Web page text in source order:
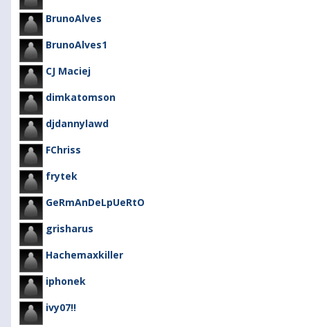
BrunoAlves
BrunoAlves1
CJ Maciej
dimkatomson
djdannylawd
FChriss
frytek
GeRmAnDeLpUeRtO
grisharus
Hachemaxkiller
iphonek
ivy07!!